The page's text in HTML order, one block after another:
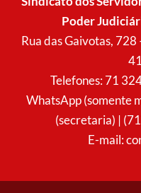
g
r
Poder
Rua das Gaivotas,
Telefones: 71
WhatsApp (somente
(secretaria) |
E-mail: